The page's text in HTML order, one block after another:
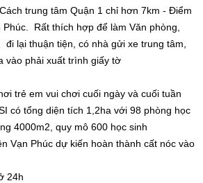
trung tâm Quận 1 chỉ hơn 7km - Điểm
Rất thích hợp để làm Văn phòng,
lại thuận tiện, có nhà gửi xe trung tâm,
vào phải xuất trình giấy tờ
trẻ em vui chơi cuối ngày và cuối tuần
có tổng diện tích 1,2ha với 98 phòng học
4000m2, quy mô 600 học sinh
Vạn Phúc dự kiến hoàn thành cất nóc vào
24h